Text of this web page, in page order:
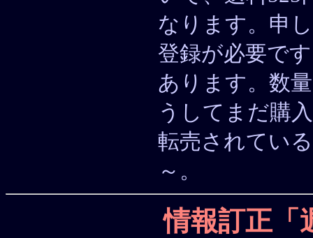
なります。申
登録が必要で
あります。数
うしてまだ購
転売されてい
～。
情報訂正「